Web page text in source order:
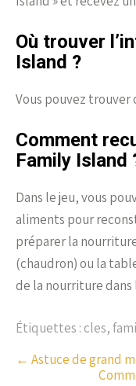
Où trouver
Island ?
Vous pouvez
Comment
Family Island
Dans le jeu, vous
aliments pour
préparer la
(chaudron) ou la
de la nourriture dans
Étiquettes : cles,
P
← Astuce de grand